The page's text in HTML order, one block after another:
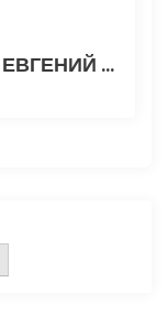
ВОКРУГ СВЕТА И ОБРАТНО. ЕВГЕНИЙ ГВОЗДЕВ. Часть 1